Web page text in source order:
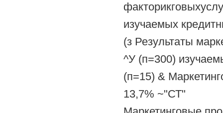
изучаемых
(з Результаты
^У (п=300)
(п=15) &
13,7% ~"СТ"